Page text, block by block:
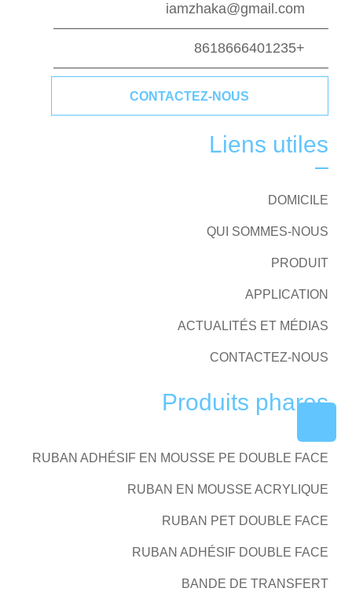
iamzhaka@gmail.com
+8618666401235
CONTACTEZ-NOUS
Liens utiles
DOMICILE
QUI SOMMES-NOUS
PRODUIT
APPLICATION
ACTUALITÉS ET MÉDIAS
CONTACTEZ-NOUS
Produits phares
RUBAN ADHÉSIF EN MOUSSE PE DOUBLE FACE
RUBAN EN MOUSSE ACRYLIQUE
RUBAN PET DOUBLE FACE
RUBAN ADHÉSIF DOUBLE FACE
BANDE DE TRANSFERT